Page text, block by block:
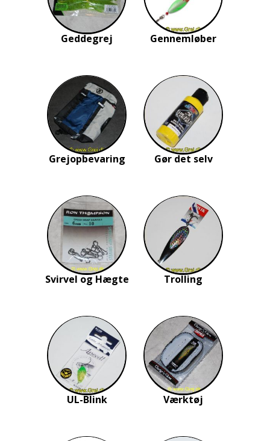
Geddegrej Gennemløber
Grejopbevaring Gør det selv
Svirvel og Hægte Trolling
UL-Blink Værktøj